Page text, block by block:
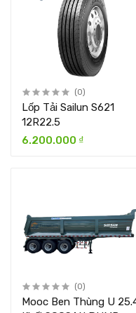
(0)
Lốp Tải Sailun S621
12R22.5
6.200.000 ₫
(0)
Mooc Ben Thùng U